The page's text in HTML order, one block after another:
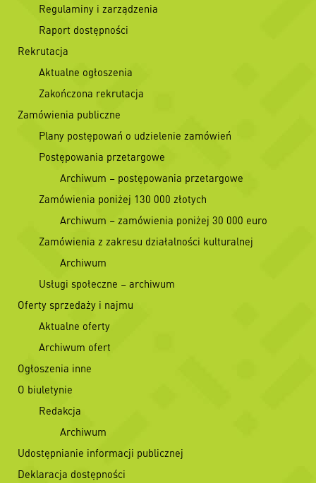
Regulaminy i zarządzenia
Raport dostępności
Rekrutacja
Aktualne ogłoszenia
Zakończona rekrutacja
Zamówienia publiczne
Plany postępowań o udzielenie zamówień
Postępowania przetargowe
Archiwum – postępowania przetargowe
Zamówienia poniżej 130 000 złotych
Archiwum – zamówienia poniżej 30 000 euro
Zamówienia z zakresu działalności kulturalnej
Archiwum
Usługi społeczne – archiwum
Oferty sprzedaży i najmu
Aktualne oferty
Archiwum ofert
Ogłoszenia inne
O biuletynie
Redakcja
Archiwum
Udostępnianie informacji publicznej
Deklaracja dostępności